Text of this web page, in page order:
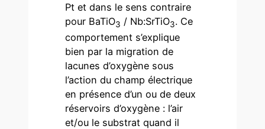
Pt et dans le sens contraire
pour BaTiO3 / Nb:SrTiO3. Ce
comportement s’explique
bien par la migration de
lacunes d’oxygène sous
l’action du champ électrique
en présence d’un ou de deux
réservoirs d’oxygène : l’air
et/ou le substrat quand il